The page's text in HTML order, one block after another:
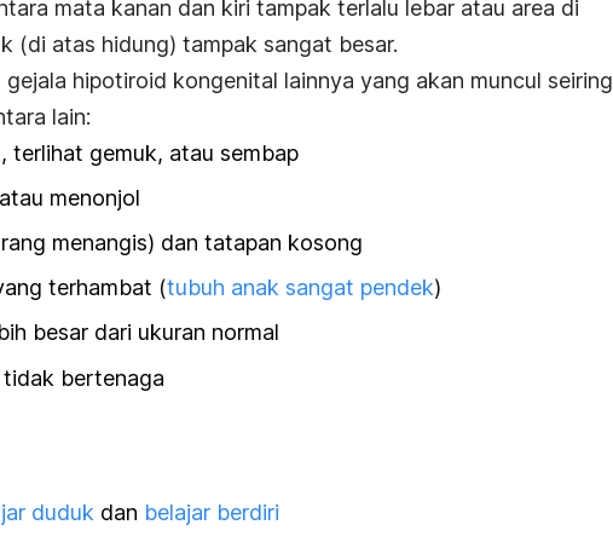
mata kanan dan kiri tampak terlalu lebar atau area di
(di atas hidung) tampak sangat besar.
gejala hipotiroid kongenital lainnya yang akan muncul seiring
lain:
terlihat gemuk, atau sembap
menonjol
menangis) dan tatapan kosong
terhambat (tubuh anak sangat pendek)
besar dari ukuran normal
tidak bertenaga
duduk dan belajar berdiri